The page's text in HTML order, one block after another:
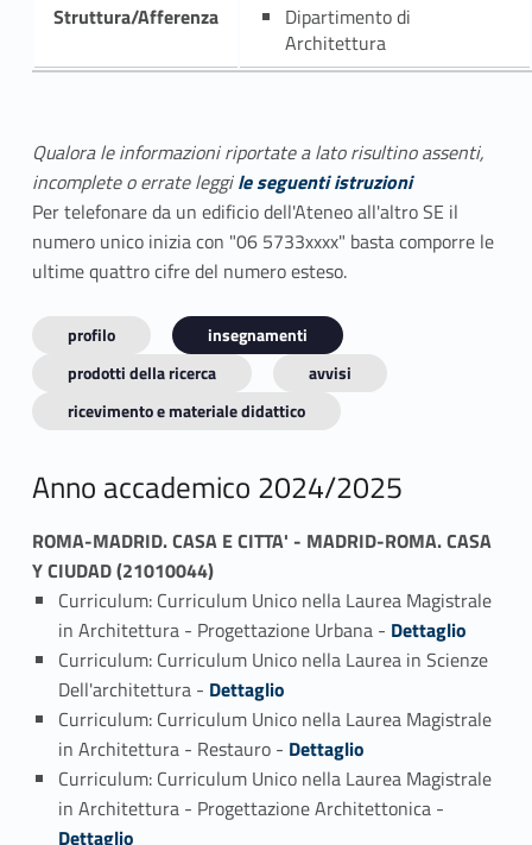
Struttura/Afferenza
Dipartimento di
Architettura
Qualora le informazioni riportate a lato risultino assenti,
incomplete o errate leggile seguenti istruzioni
Per telefonare da un edificio dell'Ateneo all'altro SE il
numero unico inizia con "06 5733xxxx" basta comporre le
ultime quattro cifre del numero esteso.
profilo
insegnamenti
prodotti della ricerca
avvisi
ricevimento e materiale didattico
Anno accademico 2024/2025
ROMA-MADRID. CASA E CITTA' - MADRID-ROMA. CASA
Y CIUDAD (21010044)
Curriculum: Curriculum Unico nella Laurea Magistrale
in Architettura - Progettazione Urbana - Link identifier #identifier_person_171191-1
Dettaglio
Curriculum: Curriculum Unico nella Laurea in Scienze
Dell'architettura - Link identifier #identifier_person_126990-2
Dettaglio
Curriculum: Curriculum Unico nella Laurea Magistrale
in Architettura - Restauro - Link identifier #identifier_person_130782-3
Dettaglio
Curriculum: Curriculum Unico nella Laurea Magistrale
in Architettura - Progettazione Architettonica -
Dettaglio